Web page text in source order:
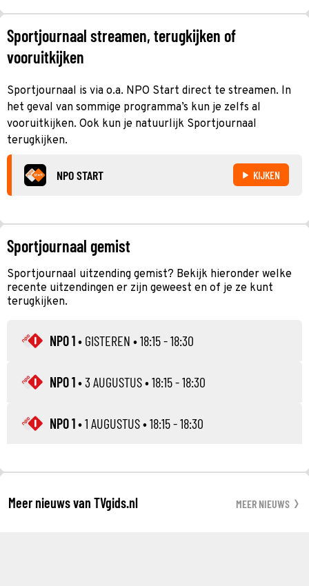
Sportjournaal streamen, terugkijken of
vooruitkijken
Sportjournaal is via o.a. NPO Start direct te streamen. In
het geval van sommige programma’s kun je zelfs al
vooruitkijken. Ook kun je natuurlijk Sportjournaal
terugkijken.
NPO START KIJKEN
Sportjournaal gemist
Sportjournaal uitzending gemist? Bekijk hieronder welke
recente uitzendingen er zijn geweest en of je ze kunt
terugkijken.
NPO 1• GISTEREN • 18:15 - 18:30
NPO 1•3 AUGUSTUS• 18:15 - 18:30
NPO 1•1 AUGUSTUS• 18:15 - 18:30
Meer nieuws van TVgids.nl MEER NIEUWS